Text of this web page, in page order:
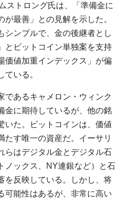
ストロング氏は、「準備金に
最善」との見解を示した。
シンプルで、金の後継者とし
とビットコイン単独案を支持
価値加重インデックス」が偏
ている。
であるキャメロン・ウィンク
金に期待しているが、他の銘
いた。ビットコインは、価値
たす唯一の資産だ。イーサリ
らはデジタル金とデジタル石
ノックス、NY連銀など）と石
を反映している。しかし、将
可能性はあるが、非常に高い